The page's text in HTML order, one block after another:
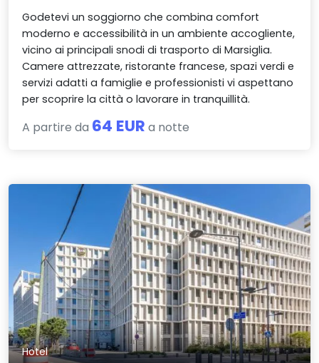
Godetevi un soggiorno che combina comfort
moderno e accessibilità in un ambiente accogliente,
vicino ai principali snodi di trasporto di Marsiglia.
Camere attrezzate, ristorante francese, spazi verdi e
servizi adatti a famiglie e professionisti vi aspettano
per scoprire la città o lavorare in tranquillità.
A partire da 64 EUR a notte
Hotel